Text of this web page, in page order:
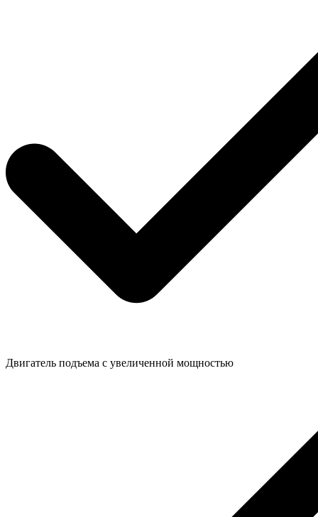
Двигатель подъема с увеличенной мощностью